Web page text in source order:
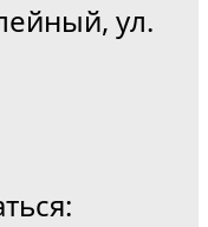
ул.